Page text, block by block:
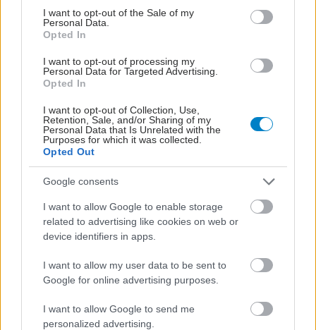
consent section.
I want to opt-out of the Sale of my
Personal Data.
Opted In
I want to opt-out of processing my
Personal Data for Targeted Advertising.
Opted In
I want to opt-out of Collection, Use,
Retention, Sale, and/or Sharing of my
Personal Data that Is Unrelated with the
Purposes for which it was collected.
Opted Out
Google consents
I want to allow Google to enable storage
related to advertising like cookies on web or
device identifiers in apps.
I want to allow my user data to be sent to
Google for online advertising purposes.
I want to allow Google to send me
personalized advertising.
ΜΠΕΙΤΕ ΣΤΗ ΣΥΖΗΤΗΣΗ